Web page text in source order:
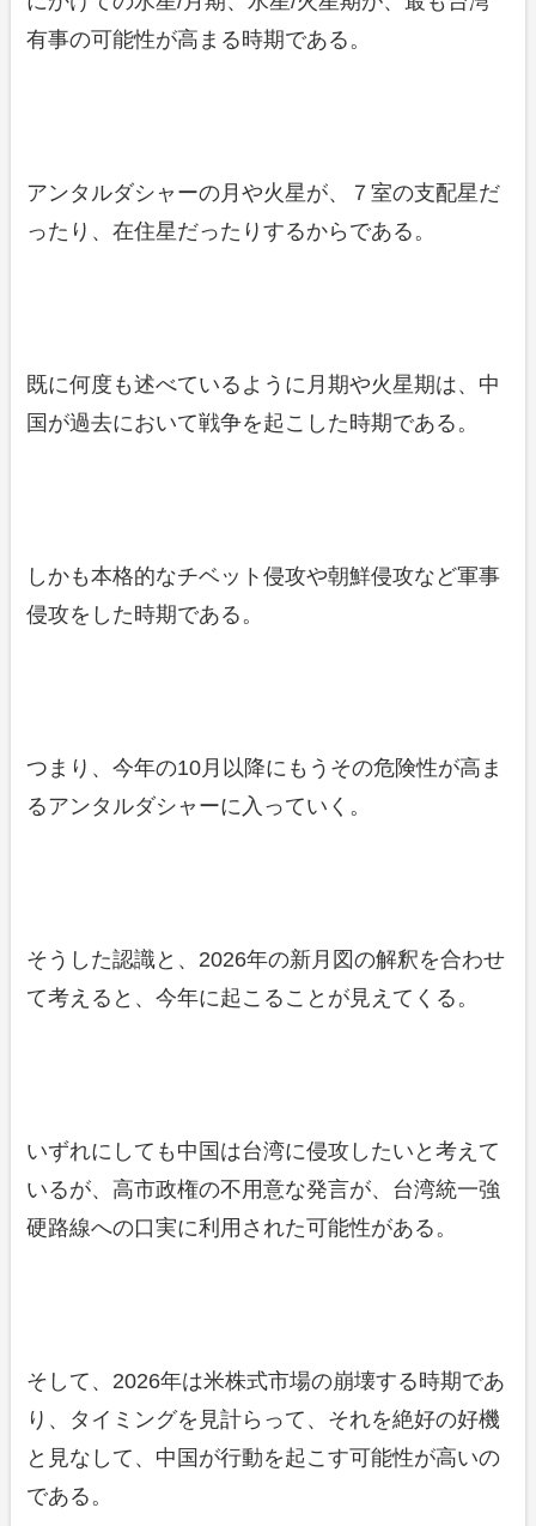
有事の可能性が高まる時期である。
アンタルダシャーの月や火星が、７室の支配星だ
ったり、在住星だったりするからである。
既に何度も述べているように月期や火星期は、中
国が過去において戦争を起こした時期である。
しかも本格的なチベット侵攻や朝鮮侵攻など軍事
侵攻をした時期である。
つまり、今年の10月以降にもうその危険性が高ま
るアンタルダシャーに入っていく。
そうした認識と、2026年の新月図の解釈を合わせ
て考えると、今年に起こることが見えてくる。
いずれにしても中国は台湾に侵攻したいと考えて
いるが、高市政権の不用意な発言が、台湾統一強
硬路線への口実に利用された可能性がある。
そして、2026年は米株式市場の崩壊する時期であ
り、タイミングを見計らって、それを絶好の好機
と見なして、中国が行動を起こす可能性が高いの
である。